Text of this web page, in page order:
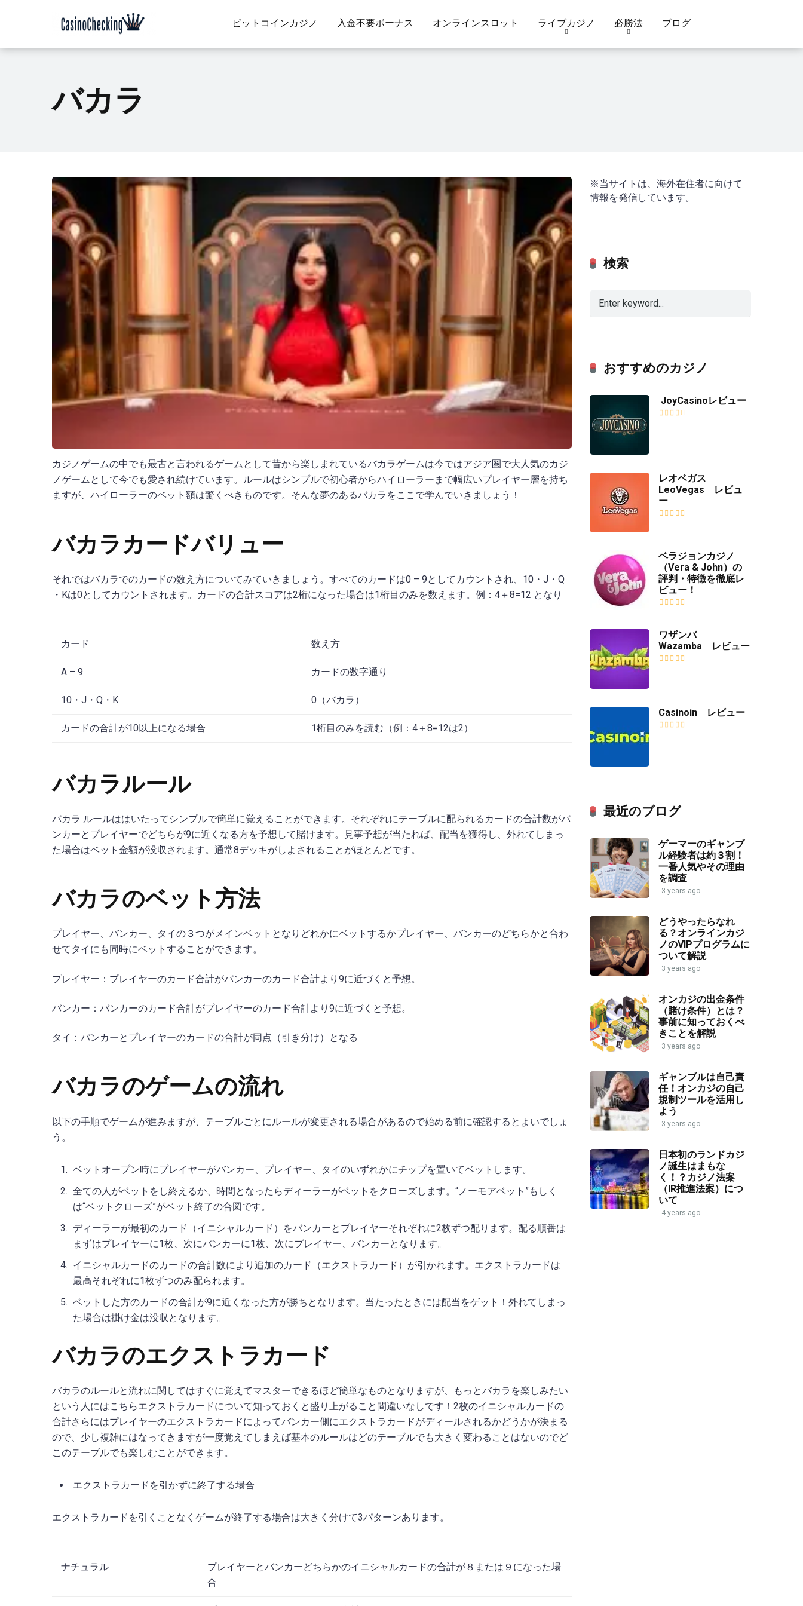
ビットコインカジノ 入金不要ボーナス オンラインスロット ライブカジノ 必勝法 ブログ
バカラ
カジノゲームの中でも最古と言われるゲームとして昔から楽しまれているバカラゲームは今ではアジア圏で大人気のカジ
ノゲームとして今でも愛され続けています。ルールはシンプルで初心者からハイローラーまで幅広いプレイヤー層を持ち
ますが、ハイローラーのベット額は驚くべきものです。そんな夢のあるバカラをここで学んでいきましょう！
バカラカードバリュー
それではバカラでのカードの数え方についてみていきましょう。すべてのカードは0 – 9としてカウントされ、10・J・Q
・Kは0としてカウントされます。カードの合計スコアは2桁になった場合は1桁目のみを数えます。例：4＋8=12 となり
カード 数え方
A – 9 カードの数字通り
10・J・Q・K 0（バカラ）
カードの合計が10以上になる場合 1桁目のみを読む（例：4＋8=12は2）
バカラルール
バカラ ルールははいたってシンプルで簡単に覚えることができます。それぞれにテーブルに配られるカードの合計数がバ
ンカーとプレイヤーでどちらが9に近くなる方を予想して賭けます。見事予想が当たれば、配当を獲得し、外れてしまっ
た場合はベット金額が没収されます。通常8デッキがしよされることがほとんどです。
バカラのベット方法
プレイヤー、バンカー、タイの３つがメインベットとなりどれかにベットするかプレイヤー、バンカーのどちらかと合わ
せてタイにも同時にベットすることができます。
プレイヤー：プレイヤーのカード合計がバンカーのカード合計より9に近づくと予想。
バンカー：バンカーのカード合計がプレイヤーのカード合計より9に近づくと予想。
タイ：バンカーとプレイヤーのカードの合計が同点（引き分け）となる
バカラのゲームの流れ
以下の手順でゲームが進みますが、テーブルごとにルールが変更される場合があるので始める前に確認するとよいでしょ
う。
ベットオープン時にプレイヤーがバンカー、プレイヤー、タイのいずれかにチップを置いてベットします。
全ての人がベットをし終えるか、時間となったらディーラーがベットをクローズします。“ノーモアベット”もしく
は“ベットクローズ”がベット終了の合図です。
ディーラーが最初のカード（イニシャルカード）をバンカーとプレイヤーそれぞれに2枚ずつ配ります。配る順番は
まずはプレイヤーに1枚、次にバンカーに1枚、次にプレイヤー、バンカーとなります。
イニシャルカードのカードの合計数により追加のカード（エクストラカード）が引かれます。エクストラカードは
最高それぞれに1枚ずつのみ配られます。
ベットした方のカードの合計が9に近くなった方が勝ちとなります。当たったときには配当をゲット！外れてしまっ
た場合は掛け金は没収となります。
バカラのエクストラカード
バカラのルールと流れに関してはすぐに覚えてマスターできるほど簡単なものとなりますが、もっとバカラを楽しみたい
という人にはこちらエクストラカードについて知っておくと盛り上がること間違いなしです！2枚のイニシャルカードの
合計さらにはプレイヤーのエクストラカードによってバンカー側にエクストラカードがディールされるかどうかが決まる
ので、少し複雑にはなってきますが一度覚えてしまえば基本のルールはどのテーブルでも大きく変わることはないのでど
このテーブルでも楽しむことができます。
エクストラカードを引かずに終了する場合
エクストラカードを引くことなくゲームが終了する場合は大きく分けて3パターンあります。
ナチュラル
プレイヤーとバンカーどちらかのイニシャルカードの合計が８または９になった場
合
※当サイトは、海外在住者に向けて
情報を発信しています。
検索
おすすめのカジノ
JoyCasinoレビュー
レオベガス
LeoVegas レビュ
ー
ベラジョンカジノ
（Vera & John）の
評判・特徴を徹底レ
ビュー！
ワザンバ
Wazamba レビュー
Casinoin レビュー
最近のブログ
ゲーマーのギャンブ
ル経験者は約３割！
一番人気やその理由
を調査
3 years ago
どうやったらなれ
る？オンラインカジ
ノのVIPプログラムに
ついて解説
3 years ago
オンカジの出金条件
（賭け条件）とは？
事前に知っておくべ
きことを解説
3 years ago
ギャンブルは自己責
任！オンカジの自己
規制ツールを活用し
よう
3 years ago
日本初のランドカジ
ノ誕生はまもな
く！？カジノ法案
（IR推進法案）につ
いて
4 years ago